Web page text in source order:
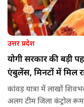
उत्तर प्रदेश
योगी सरकार की बड़ी
एंबुलेंस, मिनटों में मिल
कांवड़ यात्रा में लाखों
अलग टीम जिला कंट्रोल रूम